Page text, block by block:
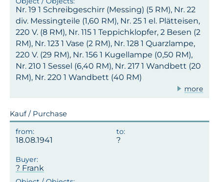
Nr. 19 1 Schreibgeschirr (Messing) (5 RM), Nr. 22
div. Messingteile (1,60 RM), Nr. 25 1 el. Plätteisen,
220 V. (8 RM), Nr. 115 1 Teppichklopfer, 2 Besen (2
RM), Nr. 123 1 Vase (2 RM), Nr. 128 1 Quarzlampe,
220 V. (29 RM), Nr. 156 1 Kugellampe (0,50 RM),
Nr. 210 1 Sessel (6,40 RM), Nr. 217 1 Wandbett (20
RM), Nr. 220 1 Wandbett (40 RM)
more
Kauf / Purchase
18.08.1941
? Frank